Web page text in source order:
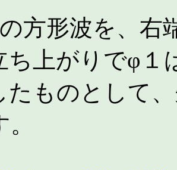
方形波を、右
ち上がりでφ１
たものとして